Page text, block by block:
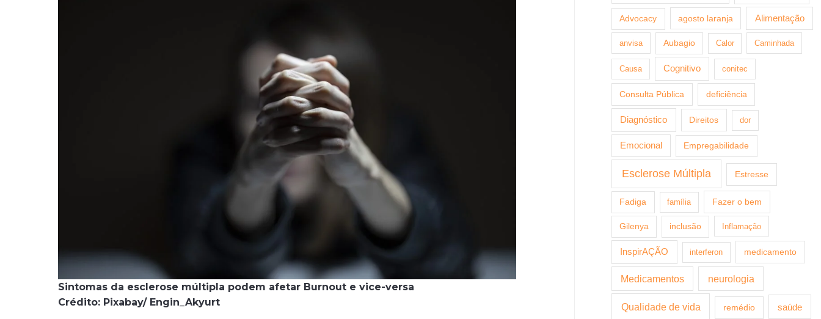
Sintomas da esclerose múltipla podem afetar Burnout e vice-versa
Crédito: Pixabay/ Engin_Akyurt
Advocacy agosto laranja Alimentação
anvisa Aubagio Calor Caminhada
Causa Cognitivo conitec
Consulta Pública deficiência
Diagnóstico Direitos dor
Emocional Empregabilidade
Esclerose Múltipla Estresse
Fadiga família Fazer o bem
Gilenya inclusão Inflamação
InspirAÇÃO interferon medicamento
Medicamentos neurologia
Qualidade de vida remédio saúde